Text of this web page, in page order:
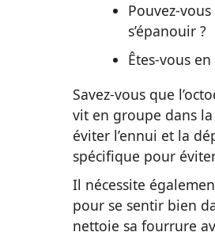
Pouvez-
s’épanouir ?
Êtes-vous en
Savez-vous que
vit en groupe dans
éviter l’ennui et la
spécifique pour
Il nécessite
pour se sentir bien
nettoie sa fourrure